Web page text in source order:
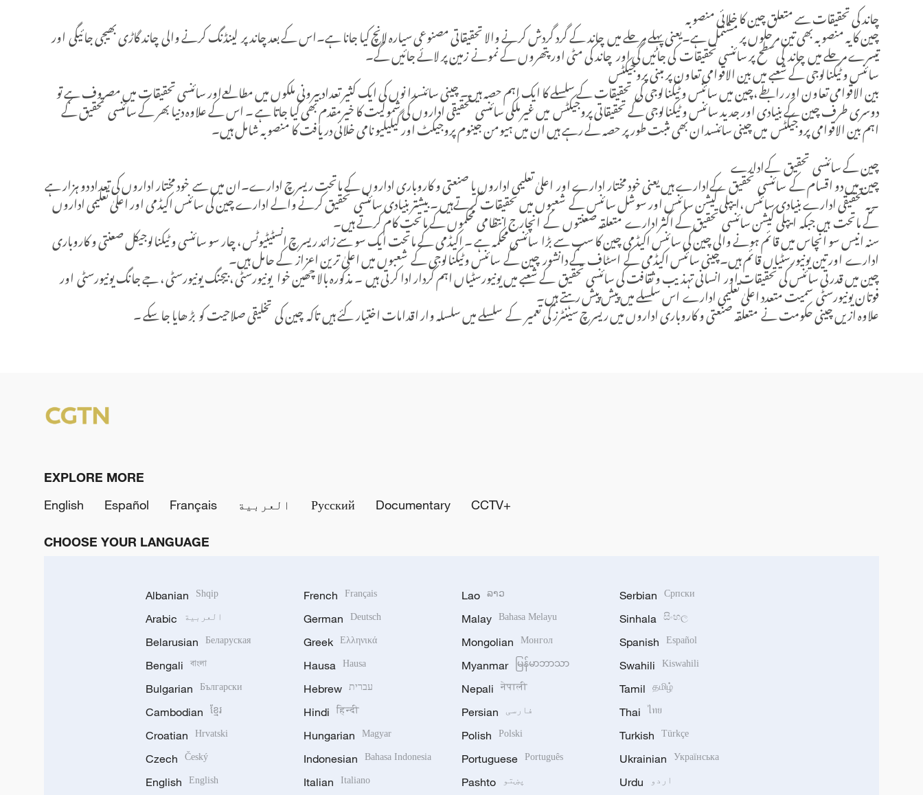
چاند کی تحقیقات سے متعلق چین کا خلائی منصوبہ
چین کا یہ منصوبہ بھی تین مرحلوں پر مشتمل ہے۔یعنی پہلے مرحلے میں چاند کے گرد گردش کرنے والا تحقیقاتی مصنوعی سیارہ لانچ کیا جانا ہے۔اس کے بعد چاند پر لینڈنگ کرنے والی چاند گاڑی بھیجی جائیگی اور
تیسرے مرحلے میں چاند کی سطح پر سائنسی تحقیقات کی جائیں گی اور چاند کی مٹی اور پتھروں کے نمونے زمین پر لائے جائیں گے۔
سائنس و ٹیکنالوجی کے شعبے میں بین الاقوامی تعاون پر مبنی پروجیکٹس
بین الاقوامی تعاون اور رابطے ،چین میں سائنس و ٹیکنالوجی کی تحقیقات کے سلسلے کا ایک اہم حصہ ہیں۔ چینی سائنسدا نوں کی ایک کثیر تعداد بیرونی ملکوں میں مطالعےاور سائنسی تحقیقات میں مصروف ہے تو
دوسری طرف چین کے بنیادی اور جدید سائنس و ٹیکنالوجی کے تحقیقاتی پروجیکٹس میں غیرملکی سائنسی تحقیقی اداروں کی شمولیت کا خیرمقدم بھی کیا جاتا ہے ۔ اس کے علاوہ دنیا بھر کے سائنسی تحقیق کے
اہم بین الاقوامی پروجیکٹس میں چینی سائنسدان بھی مثبت طور پر حصہ لے رہے ہیں ان میں ہیومن جینوم پروجیکٹ اور گیلیلیو نامی خلائی دریافت کا منصوبہ شامل ہیں۔
چین کے سائنسی تحقیق کےادارے
چین میں دو اقسام کے سائنسی تحقیق کےادارے ہیں یعنی خود مختار ادارے اور اعلیٰ تعلیمی اداروں یا صنعتی و کاروباری اداروں کے ماتحت ریسرچ ادارے۔ان میں سے خود مختار اداروں کی تعداد دو ہزار ہے
۔یہ تحقیقی ادارے بنیادی سائنس ،ایپلی کیشن سائنس اور سوشل سائنس کے شعبوں میں تحقیقات کرتےہیں ۔ بیشتر بنیادی سائنسی تحقیق کرنے والے ادارے چین کی سائنس اکیڈمی اور اعلیٰ تعلیمی اداروں
کے ماتحت ہیں جبکہ ایپلی کیشن سائنسی تحقیق کے اکثرادارے متعلقہ صعنتوں کے انچارج انتظامی محکموں کے ماتحت کام کرتے ہیں۔
سنہ انیس سو انچاس میں قائم ہونے والی چین کی سائنس اکیڈمی چین کا سب سے بڑا سائنسی محکمہ ہے ۔ اکیڈمی کے ماتحت ایک سو سے زائد ریسرچ انسٹیٹیوٹس ، چار سو سائنسی و ٹیکنالوجیکل صعنتی و کاروباری
ادارے اور تین یونیورسٹیاں قائم ہیں۔چینی سائنس اکیڈمی کے اسٹاف کے دانشور چین کے سائنس وٹیکنالوجی کے شعبوں میں اعلیٰ ترین اعزاز کے حامل ہیں۔
چین میں قدرتی سائنس کی تحقیقات اور انسانی تہذیب و ثقافت کی سائنسی تحقیق کے شعبے میں یونیورسٹیاں اہم کردار ادا کرتی ہیں ۔ مذکورہ بالا چھین خوا یونیورسٹی ، بیجنگ یونیورسٹی ، جے جانگ یونیورسٹی اور
فوتان یونیورسٹی سمیت متعدد اعلیٰ تعلیمی ادارے اس سلسلے میں پیش پیش رہتے ہیں۔
علاوہ ازیں چینی حکومت نے متعلقہ صنعتی و کاروباری اداروں میں ریسرچ سینٹرز کی تعمیر کے سلسلے میں سلسلہ وار اقدامات اختیار کئے ہیں تاکہ چین کی تخلیقی صلاحیت کو بڑ ھایا جا سکے ۔
EXPLORE MORE
English
Español Français العربية Русский Documentary CCTV+
CHOOSE YOUR LANGUAGE
Albanian Shqip
Arabic العربية
Belarusian Беларуская
Bengali বাংলা
Bulgarian Български
Cambodian ខ្មែរ
Croatian Hrvatski
Czech Český
English English
French Français
German Deutsch
Greek Ελληνικά
Hausa Hausa
Hebrew עברית
Hindi हिन्दी
Hungarian Magyar
Indonesian Bahasa Indonesia
Italian Italiano
Lao ລາວ
Malay Bahasa Melayu
Mongolian Монгол
Myanmar မြန်မာဘာသာ
Nepali नेपाली
Persian فارسی
Polish Polski
Portuguese Português
Pashto پښتو
Serbian Српски
Sinhala සිංහල
Spanish Español
Swahili Kiswahili
Tamil தமிழ்
Thai ไทย
Turkish Türkçe
Ukrainian Українська
Urdu اردو